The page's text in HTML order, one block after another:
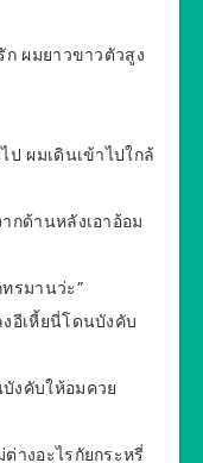
ผมยาวขาวตัวสูง
ป ผมเดินเข้าไปใกล้
กด้านหลังเอาอ้อม
รมานว่ะ”
อีเหี้ยนี่โดนบังคับ
งคับให้อมควย
างอะไรกัยกระหรี่